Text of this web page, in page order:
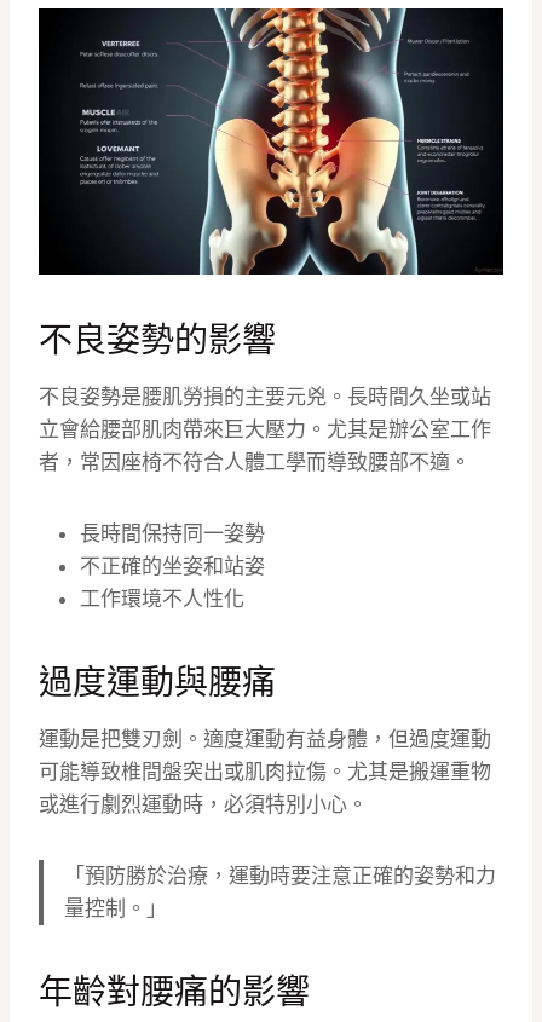
不良姿勢的影響
不良姿勢是腰肌勞損的主要元兇。長時間久坐或站
立會給腰部肌肉帶來巨大壓力。尤其是辦公室工作
者，常因座椅不符合人體工學而導致腰部不適。
長時間保持同一姿勢
不正確的坐姿和站姿
工作環境不人性化
過度運動與腰痛
運動是把雙刃劍。適度運動有益身體，但過度運動
可能導致椎間盤突出或肌肉拉傷。尤其是搬運重物
或進行劇烈運動時，必須特別小心。
「預防勝於治療，運動時要注意正確的姿勢和力
量控制。」
年齡對腰痛的影響